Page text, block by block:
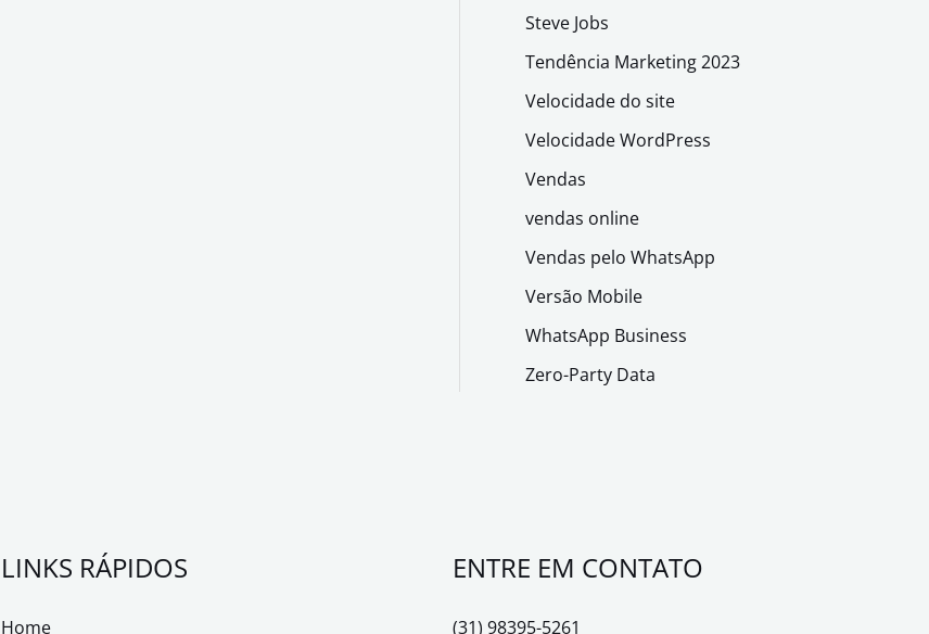
Steve Jobs
Tendência Marketing 2023
Velocidade do site
Velocidade WordPress
Vendas
vendas online
Vendas pelo WhatsApp
Versão Mobile
WhatsApp Business
Zero-Party Data
LINKS RÁPIDOS
Home
ENTRE EM CONTATO
(31) 98395-5261